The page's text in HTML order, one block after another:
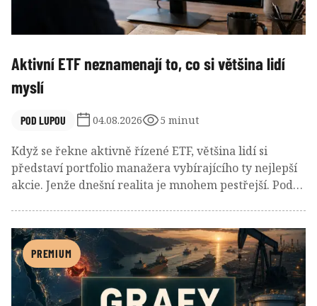
Aktivní ETF neznamenají to, co si většina lidí
myslí
POD LUPOU 04.08.2026 5 minut
Když se řekne aktivně řízené ETF, většina lidí si
představí portfolio manažera vybírajícího ty nejlepší
akcie. Jenže dnešní realita je mnohem pestřejší. Pod
PREMIUM